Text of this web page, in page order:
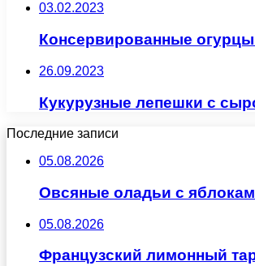
03.02.2023
Консервированные
26.09.2023
Кукурузные лепешки с
Последние записи
05.08.2026
Овсяные оладьи с
05.08.2026
Французский лимонный